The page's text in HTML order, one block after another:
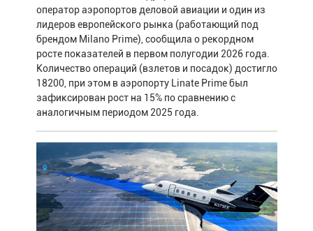
оператор аэропортов деловой авиации и один из
лидеров европейского рынка (работающий под
брендом Milano Prime), сообщила о рекордном
росте показателей в первом полугодии 2026 года.
Количество операций (взлетов и посадок) достигло
18200, при этом в аэропорту Linate Prime был
зафиксирован рост на 15% по сравнению с
аналогичным периодом 2025 года.